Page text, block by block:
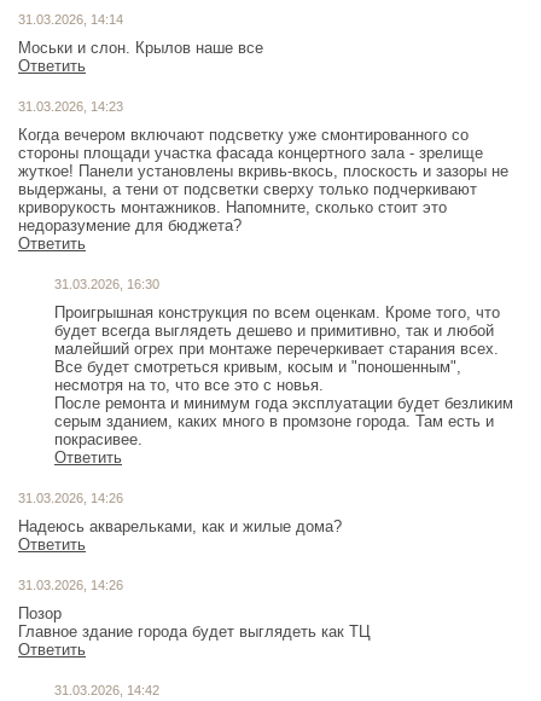
31.03.2026, 14:14
Моськи и слон. Крылов наше все
Ответить
31.03.2026, 14:23
Когда вечером включают подсветку уже смонтированного со
стороны площади участка фасада концертного зала - зрелище
жуткое! Панели установлены вкривь-вкось, плоскость и зазоры не
выдержаны, а тени от подсветки сверху только подчеркивают
криворукость монтажников. Напомните, сколько стоит это
недоразумение для бюджета?
Ответить
31.03.2026, 16:30
Проигрышная конструкция по всем оценкам. Кроме того, что
будет всегда выглядеть дешево и примитивно, так и любой
малейший огрех при монтаже перечеркивает старания всех.
Все будет смотреться кривым, косым и "поношенным",
несмотря на то, что все это с новья.
После ремонта и минимум года эксплуатации будет безликим
серым зданием, каких много в промзоне города. Там есть и
покрасивее.
Ответить
31.03.2026, 14:26
Надеюсь акварельками, как и жилые дома?
Ответить
31.03.2026, 14:26
Позор
Главное здание города будет выглядеть как ТЦ
Ответить
31.03.2026, 14:42